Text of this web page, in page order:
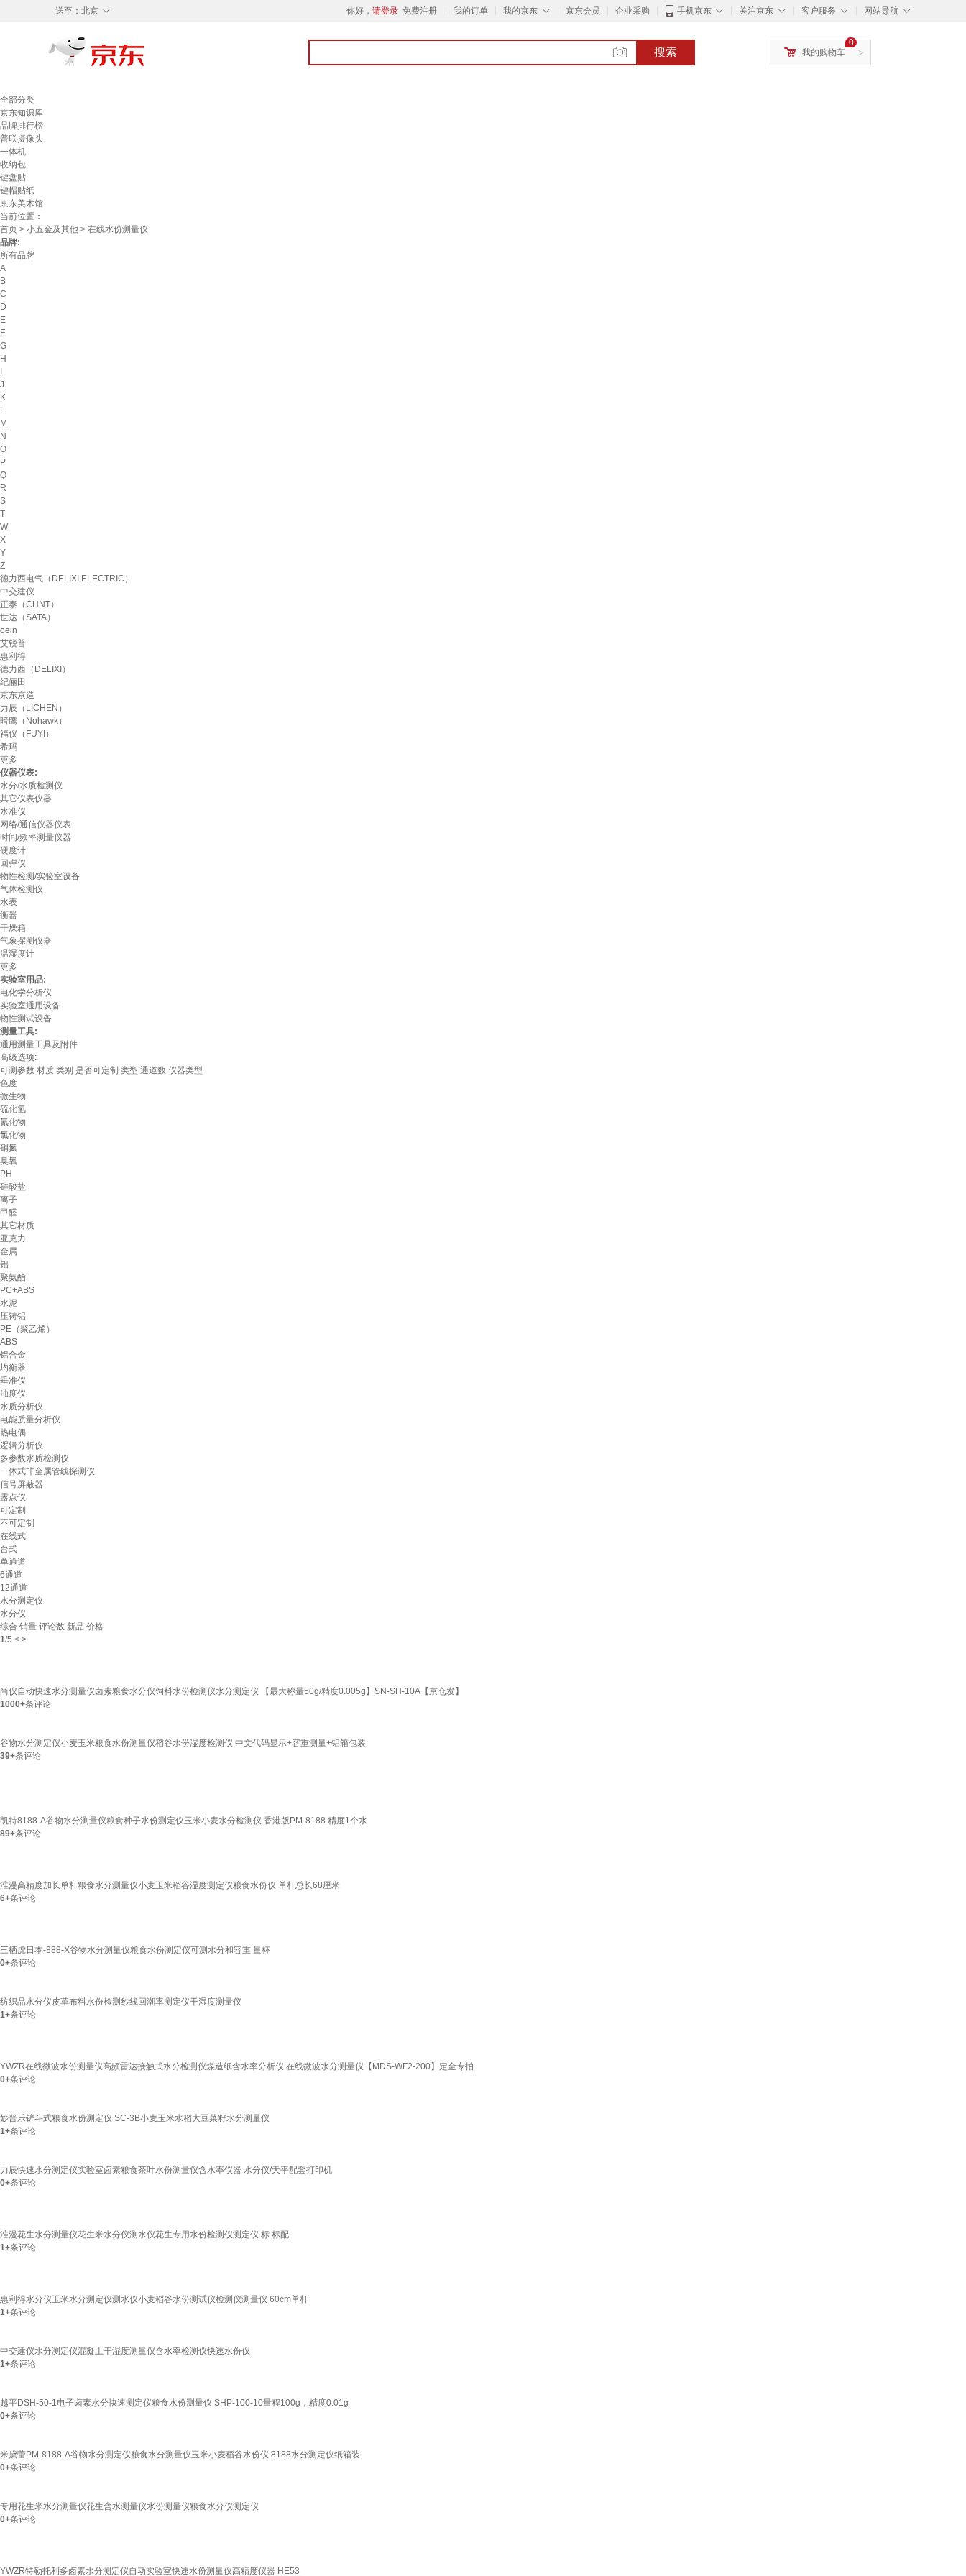
◇
送至： 北京 你好， 请登录 免费注册 我的订单 ◇
我的京东 京东会员 企业采购 ◇
手机京东 ◇
关注京东 ◇
客户服务 ◇
网站导航
搜索 >
0
我的购物车
全部分类
京东知识库
品牌排行榜
普联摄像头
一体机
收纳包
键盘贴
键帽贴纸
京东美术馆
当前位置：
首页 > 小五金及其他 > 在线水份测量仪
品牌:
所有品牌
A
B
C
D
E
F
G
H
J
K
L
M
N
O
P
Q
R
S
T
W
X
Y
Z
德力西电气（DELIXI ELECTRIC）
中交建仪
正泰（CHNT）
世达（SATA）
oein
艾锐普
惠利得
德力西（DELIXI）
纪俪田
京东京造
力辰（LICHEN）
暗鹰（Nohawk）
福仪（FUYI）
希玛
更多
仪器仪表:
水分/水质检测仪
其它仪表仪器
水准仪
网络/通信仪器仪表
时间/频率测量仪器
硬度计
回弹仪
物性检测/实验室设备
气体检测仪
水表
衡器
干燥箱
气象探测仪器
温湿度计
更多
实验室用品:
电化学分析仪
实验室通用设备
物性测试设备
测量工具:
通用测量工具及附件
高级选项:
可测参数 材质 类别 是否可定制 类型 通道数 仪器类型
色度
微生物
硫化氢
氰化物
氯化物
硝氮
臭氧
PH
硅酸盐
离子
甲醛
其它材质
亚克力
金属
铝
聚氨酯
PC+ABS
水泥
压铸铝
PE（聚乙烯）
ABS
铝合金
均衡器
垂准仪
浊度仪
水质分析仪
电能质量分析仪
热电偶
逻辑分析仪
多参数水质检测仪
一体式非金属管线探测仪
信号屏蔽器
露点仪
可定制
不可定制
在线式
台式
单通道
6通道
12通道
水分测定仪
水分仪
综合 销量 评论数 新品 价格
1/5 < >
尚仪自动快速水分测量仪卤素粮食水分仪饲料水份检测仪水分测定仪 【最大称量50g/精度0.005g】SN-SH-10A【京仓发】
1000+条评论
谷物水分测定仪小麦玉米粮食水份测量仪稻谷水份湿度检测仪 中文代码显示+容重测量+铝箱包装
39+条评论
凯特8188-A谷物水分测量仪粮食种子水份测定仪玉米小麦水分检测仪 香港版PM-8188 精度1个水
89+条评论
淮漫高精度加长单杆粮食水分测量仪小麦玉米稻谷湿度测定仪粮食水份仪 单杆总长68厘米
6+条评论
三栖虎日本-888-X谷物水分测量仪粮食水份测定仪可测水分和容重 量杯
0+条评论
纺织品水分仪皮革布料水份检测纱线回潮率测定仪干湿度测量仪
1+条评论
YWZR在线微波水份测量仪高频雷达接触式水分检测仪煤造纸含水率分析仪 在线微波水分测量仪【MDS-WF2-200】定金专拍
0+条评论
妙普乐铲斗式粮食水份测定仪 SC-3B小麦玉米水稻大豆菜籽水分测量仪
1+条评论
力辰快速水分测定仪实验室卤素粮食茶叶水份测量仪含水率仪器 水分仪/天平配套打印机
0+条评论
淮漫花生水分测量仪花生米水分仪测水仪花生专用水份检测仪测定仪 标 标配
1+条评论
惠利得水分仪玉米水分测定仪测水仪小麦稻谷水份测试仪检测仪测量仪 60cm单杆
1+条评论
中交建仪水分测定仪混凝土干湿度测量仪含水率检测仪快速水份仪
1+条评论
越平DSH-50-1电子卤素水分快速测定仪粮食水份测量仪 SHP-100-10量程100g，精度0.01g
0+条评论
米黛蕾PM-8188-A谷物水分测定仪粮食水分测量仪玉米小麦稻谷水份仪 8188水分测定仪纸箱装
0+条评论
专用花生米水分测量仪花生含水测量仪水份测量仪粮食水分仪测定仪
0+条评论
YWZR特勒托利多卤素水分测定仪自动实验室快速水份测量仪高精度仪器 HE53